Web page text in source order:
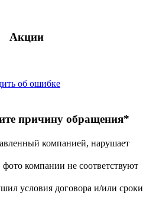
Акции
об ошибке
причину обращения*
компанией, нарушает
компании не соответствуют
условия договора и/или сроки